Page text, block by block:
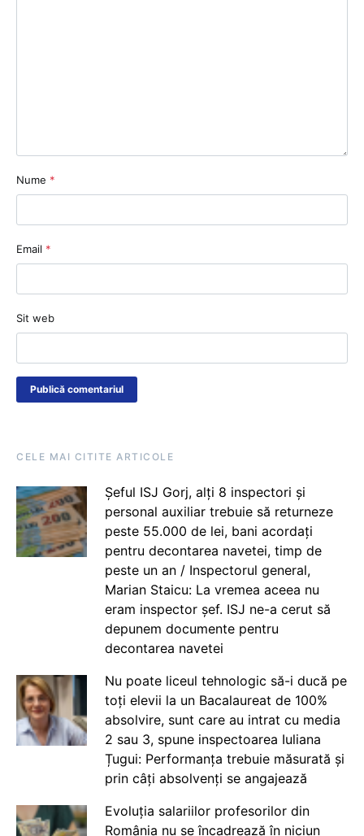
Nume *
Email *
Sit web
CELE MAI CITITE ARTICOLE
Șeful ISJ Gorj, alți 8 inspectori și
personal auxiliar trebuie să returneze
peste 55.000 de lei, bani acordați
pentru decontarea navetei, timp de
peste un an / Inspectorul general,
Marian Staicu: La vremea aceea nu
eram inspector șef. ISJ ne-a cerut să
depunem documente pentru
decontarea navetei
Nu poate liceul tehnologic să-i ducă pe
toți elevii la un Bacalaureat de 100%
absolvire, sunt care au intrat cu media
2 sau 3, spune inspectoarea Iuliana
Țugui: Performanța trebuie măsurată și
prin câți absolvenți se angajează
Evoluția salariilor profesorilor din
România nu se încadrează în niciun